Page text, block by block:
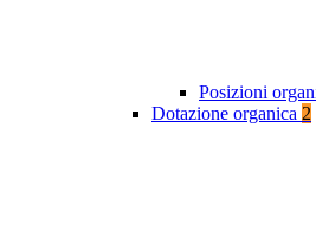
Posizioni
Dotazione organica 2